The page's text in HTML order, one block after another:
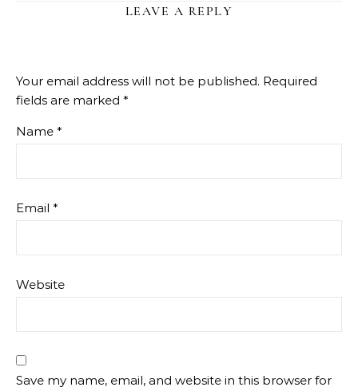
LEAVE A REPLY
Your email address will not be published. Required
fields are marked *
Name *
Email *
Website
Save my name, email, and website in this browser for